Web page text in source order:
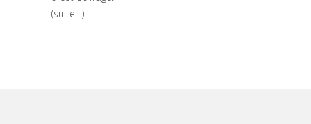
(suite…)